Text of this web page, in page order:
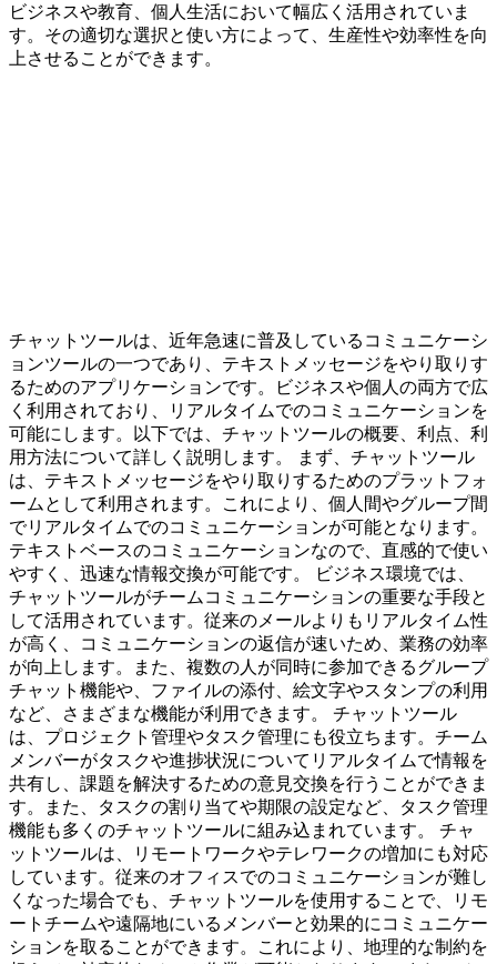
ビジネスや教育、個人生活において幅広く活用されていま
す。その適切な選択と使い方によって、生産性や効率性を向
上させることができます。
チャットツールは、近年急速に普及しているコミュニケーシ
ョンツールの一つであり、テキストメッセージをやり取りす
るためのアプリケーションです。ビジネスや個人の両方で広
く利用されており、リアルタイムでのコミュニケーションを
可能にします。以下では、チャットツールの概要、利点、利
用方法について詳しく説明します。 まず、チャットツール
は、テキストメッセージをやり取りするためのプラットフォ
ームとして利用されます。これにより、個人間やグループ間
でリアルタイムでのコミュニケーションが可能となります。
テキストベースのコミュニケーションなので、直感的で使い
やすく、迅速な情報交換が可能です。 ビジネス環境では、
チャットツールがチームコミュニケーションの重要な手段と
して活用されています。従来のメールよりもリアルタイム性
が高く、コミュニケーションの返信が速いため、業務の効率
が向上します。また、複数の人が同時に参加できるグループ
チャット機能や、ファイルの添付、絵文字やスタンプの利用
など、さまざまな機能が利用できます。 チャットツール
は、プロジェクト管理やタスク管理にも役立ちます。チーム
メンバーがタスクや進捗状況についてリアルタイムで情報を
共有し、課題を解決するための意見交換を行うことができま
す。また、タスクの割り当てや期限の設定など、タスク管理
機能も多くのチャットツールに組み込まれています。 チャ
ットツールは、リモートワークやテレワークの増加にも対応
しています。従来のオフィスでのコミュニケーションが難し
くなった場合でも、チャットツールを使用することで、リモ
ートチームや遠隔地にいるメンバーと効果的にコミュニケー
ションを取ることができます。これにより、地理的な制約を